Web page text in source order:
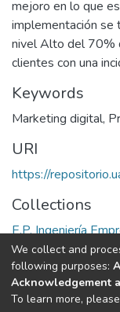
mejoro en lo que
implementación se
nivel Alto del 70%
clientes con una
Keywords
Marketing digital,
URI
https://
Collections
E.P. Ingeniería
Full item page
DSpace
We collect and
following purposes:
Acknowledgement
To learn more,